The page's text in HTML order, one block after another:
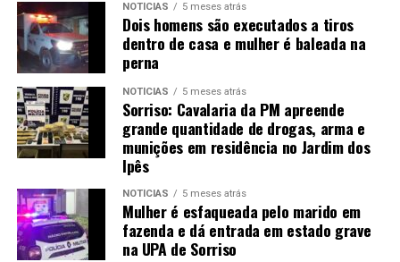
NOTÍCIAS 5 meses atrás
Dois homens são executados a tiros
dentro de casa e mulher é baleada na
perna
NOTÍCIAS 5 meses atrás
Sorriso: Cavalaria da PM apreende
grande quantidade de drogas, arma e
munições em residência no Jardim dos
Ipês
NOTÍCIAS 5 meses atrás
Mulher é esfaqueada pelo marido em
fazenda e dá entrada em estado grave
na UPA de Sorriso